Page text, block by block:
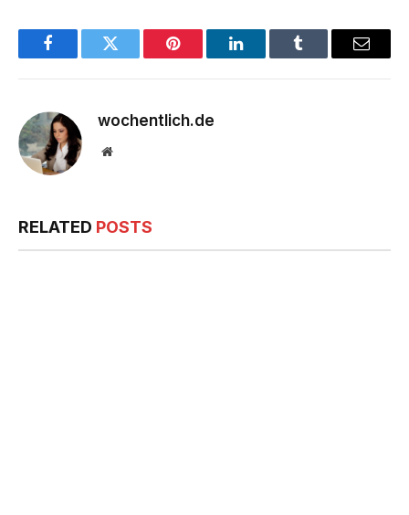
FacebookTwitter Pinterest LinkedInTumblr Email
wochentlich.de
Website
RELATED POSTS